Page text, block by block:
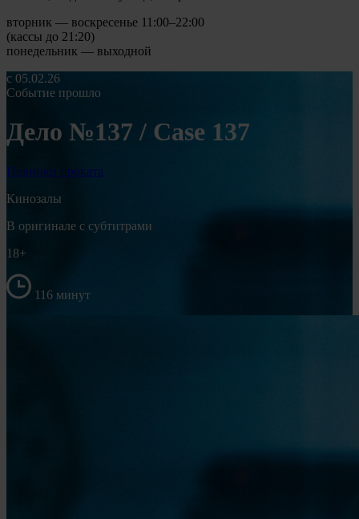
вторник — воскресенье 11:00–22:00
(кассы до 21:20)
понедельник — выходной
с 05.02.26
Событие прошло
Дело №137 / Case 137
Новинки проката
Кинозалы
В оригинале с субтитрами
18+
116 минут